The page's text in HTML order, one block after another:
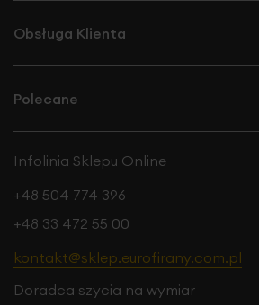
Obsługa Klienta
Polecane
Infolinia Sklepu Online
+48 504 774 396
+48 33 472 55 00
kontakt@sklep.eurofirany.com.pl
Doradca szycia na wymiar